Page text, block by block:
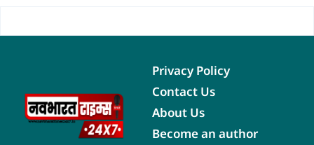
Privacy Policy
Contact Us
About Us
Become an author